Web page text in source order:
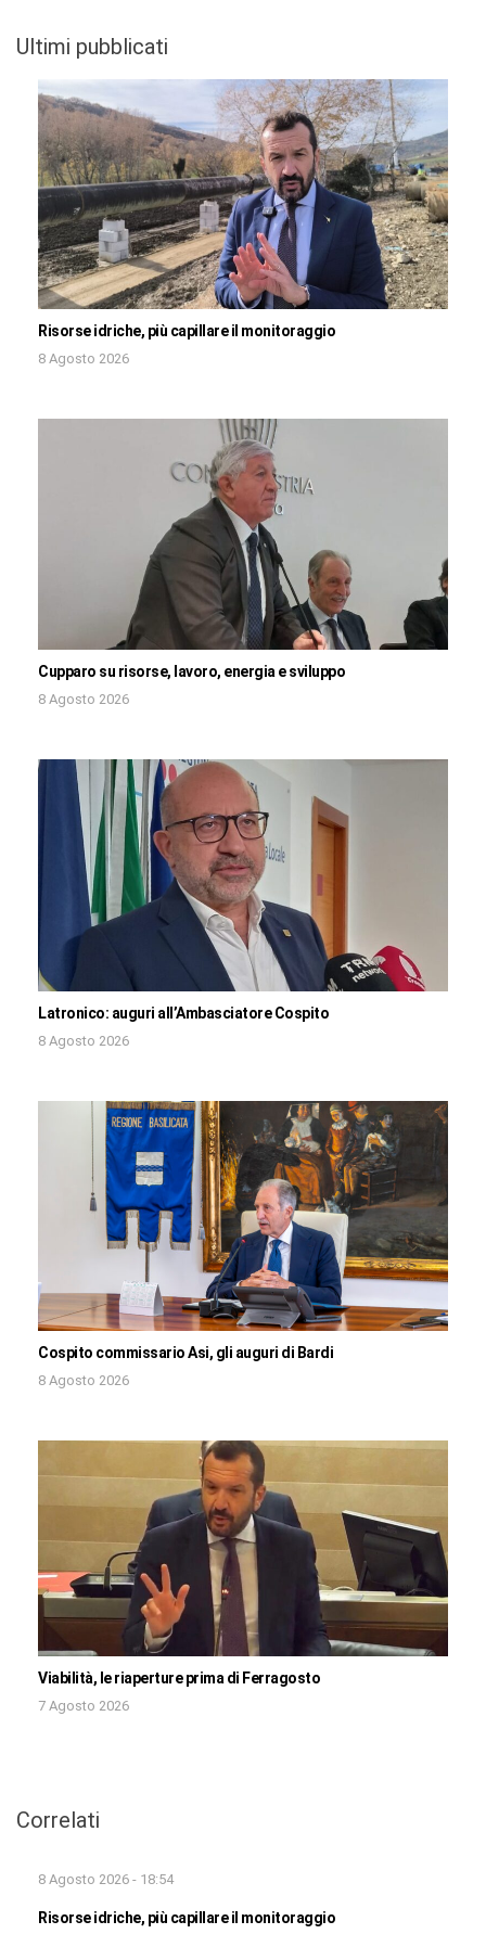
Ultimi pubblicati
Risorse idriche, più capillare il monitoraggio
8 Agosto 2026
Cupparo su risorse, lavoro, energia e sviluppo
8 Agosto 2026
Latronico: auguri all’Ambasciatore Cospito
8 Agosto 2026
Cospito commissario Asi, gli auguri di Bardi
8 Agosto 2026
Viabilità, le riaperture prima di Ferragosto
7 Agosto 2026
Correlati
8 Agosto 2026 - 18:54
Risorse idriche, più capillare il monitoraggio